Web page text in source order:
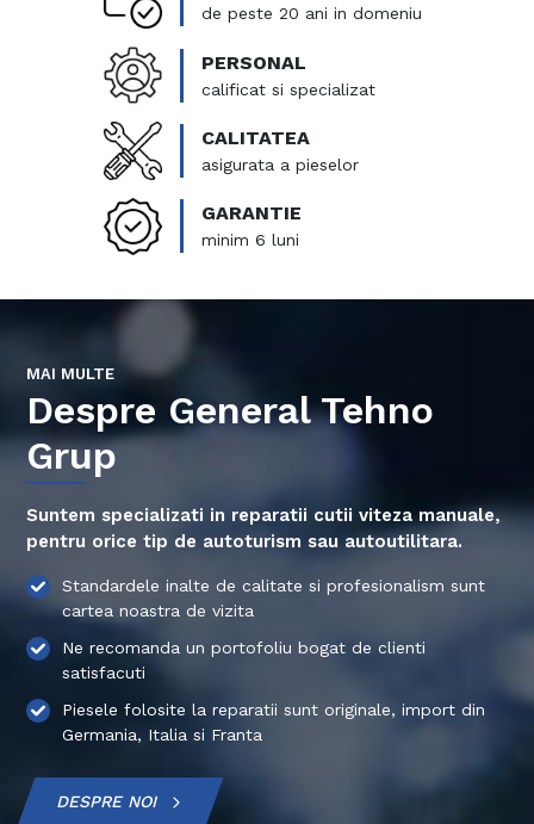
de peste 20 ani in domeniu
PERSONAL
calificat si specializat
CALITATEA
asigurata a pieselor
GARANTIE
minim 6 luni
MAI MULTE
Despre General Tehno
Grup
Suntem specializati in reparatii cutii viteza manuale,
pentru orice tip de autoturism sau autoutilitara.
Standardele inalte de calitate si profesionalism sunt
cartea noastra de vizita
Ne recomanda un portofoliu bogat de clienti
satisfacuti
Piesele folosite la reparatii sunt originale, import din
Germania, Italia si Franta
DESPRE NOI